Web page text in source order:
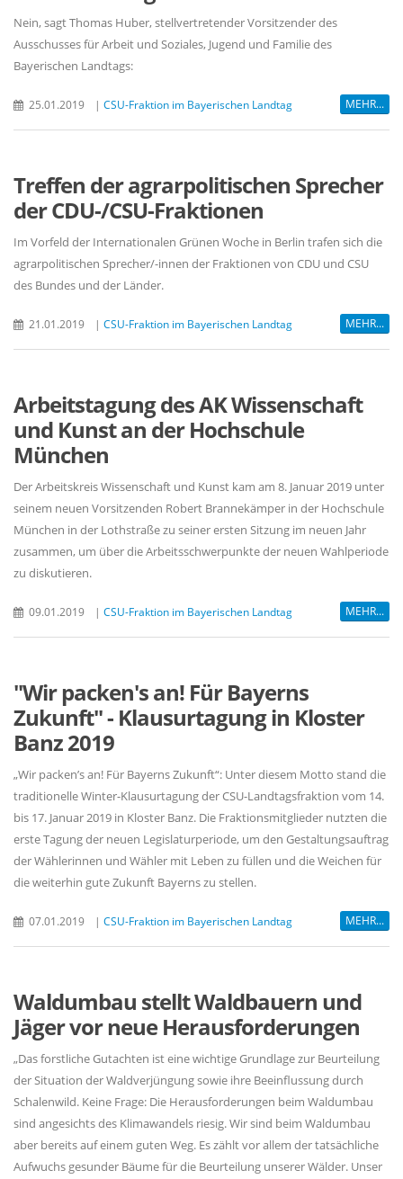
Nein, sagt Thomas Huber, stellvertretender Vorsitzender des
Ausschusses für Arbeit und Soziales, Jugend und Familie des
Bayerischen Landtags:
25.01.2019 | CSU-Fraktion im Bayerischen Landtag MEHR...
Treffen der agrarpolitischen Sprecher
der CDU-/CSU-Fraktionen
Im Vorfeld der Internationalen Grünen Woche in Berlin trafen sich die
agrarpolitischen Sprecher/-innen der Fraktionen von CDU und CSU
des Bundes und der Länder.
21.01.2019 | CSU-Fraktion im Bayerischen Landtag MEHR...
Arbeitstagung des AK Wissenschaft
und Kunst an der Hochschule
München
Der Arbeitskreis Wissenschaft und Kunst kam am 8. Januar 2019 unter
seinem neuen Vorsitzenden Robert Brannekämper in der Hochschule
München in der Lothstraße zu seiner ersten Sitzung im neuen Jahr
zusammen, um über die Arbeitsschwerpunkte der neuen Wahlperiode
zu diskutieren.
09.01.2019 | CSU-Fraktion im Bayerischen Landtag MEHR...
"Wir packen's an! Für Bayerns
Zukunft" - Klausurtagung in Kloster
Banz 2019
Wir packen’s an! Für Bayerns Zukunft“: Unter diesem Motto stand die
traditionelle Winter-Klausurtagung der CSU-Landtagsfraktion vom 14.
bis 17. Januar 2019 in Kloster Banz. Die Fraktionsmitglieder nutzten die
erste Tagung der neuen Legislaturperiode, um den Gestaltungsauftrag
der Wählerinnen und Wähler mit Leben zu füllen und die Weichen für
die weiterhin gute Zukunft Bayerns zu stellen.
07.01.2019 | CSU-Fraktion im Bayerischen Landtag MEHR...
Waldumbau stellt Waldbauern und
Jäger vor neue Herausforderungen
Das forstliche Gutachten ist eine wichtige Grundlage zur Beurteilung
der Situation der Waldverjüngung sowie ihre Beeinflussung durch
Schalenwild. Keine Frage: Die Herausforderungen beim Waldumbau
sind angesichts des Klimawandels riesig. Wir sind beim Waldumbau
aber bereits auf einem guten Weg. Es zählt vor allem der tatsächliche
Aufwuchs gesunder Bäume für die Beurteilung unserer Wälder. Unser